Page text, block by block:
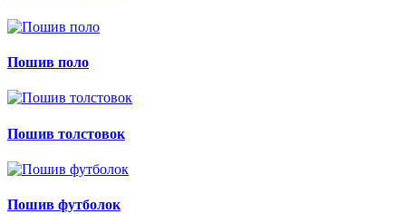
Пошив поло
Пошив толстовок
Пошив футболок